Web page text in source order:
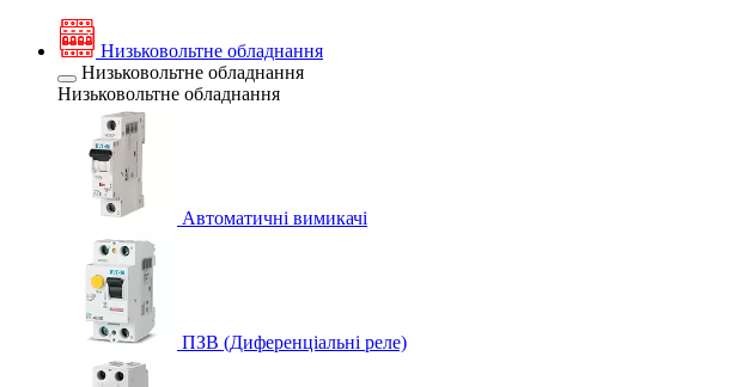
Низьковольтне обладнання
Низьковольтне обладнання
Низьковольтне обладнання
Автоматичні вимикачі
ПЗВ (Диференціальні реле)